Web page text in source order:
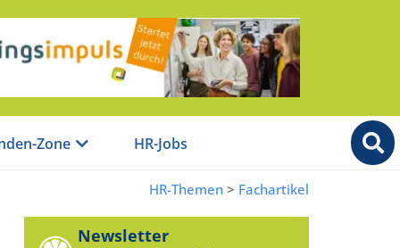
Zone HR-Jobs
HR-Themen > Fachartikel
Newsletter